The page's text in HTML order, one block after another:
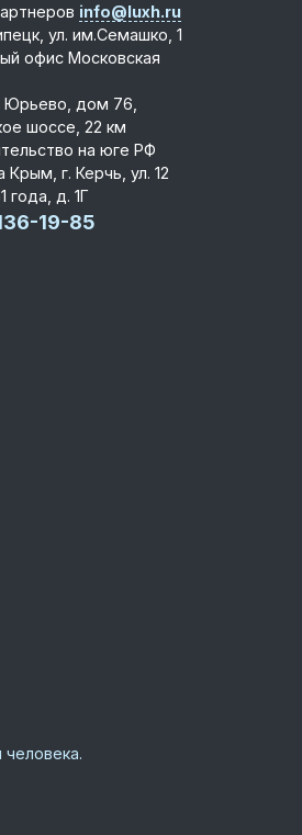
info@luxh.ru
ул. им.Семашко, 1
офис Московская
Юрьево, дом 76,
шоссе, 22 км
на юге РФ
Крым, г. Керчь, ул. 12
года, д. 1Г
19-85